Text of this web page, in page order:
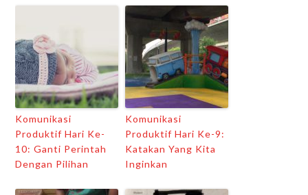
Komunikasi
Produktif Hari Ke-
10: Ganti Perintah
Dengan Pilihan
Komunikasi
Produktif Hari Ke-9:
Katakan Yang Kita
Inginkan